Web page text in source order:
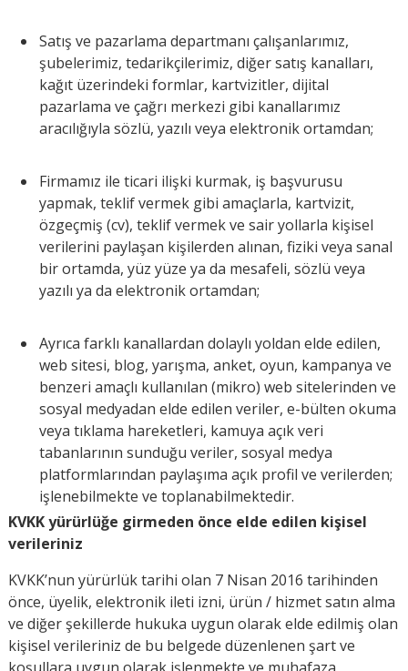
Satış ve pazarlama departmanı çalışanlarımız,
şubelerimiz, tedarikçilerimiz, diğer satış kanalları,
kağıt üzerindeki formlar, kartvizitler, dijital
pazarlama ve çağrı merkezi gibi kanallarımız
aracılığıyla sözlü, yazılı veya elektronik ortamdan;
Firmamız ile ticari ilişki kurmak, iş başvurusu
yapmak, teklif vermek gibi amaçlarla, kartvizit,
özgeçmiş (cv), teklif vermek ve sair yollarla kişisel
verilerini paylaşan kişilerden alınan, fiziki veya sanal
bir ortamda, yüz yüze ya da mesafeli, sözlü veya
yazılı ya da elektronik ortamdan;
Ayrıca farklı kanallardan dolaylı yoldan elde edilen,
web sitesi, blog, yarışma, anket, oyun, kampanya ve
benzeri amaçlı kullanılan (mikro) web sitelerinden ve
sosyal medyadan elde edilen veriler, e-bülten okuma
veya tıklama hareketleri, kamuya açık veri
tabanlarının sunduğu veriler, sosyal medya
platformlarından paylaşıma açık profil ve verilerden;
işlenebilmekte ve toplanabilmektedir.
KVKK yürürlüğe girmeden önce elde edilen kişisel
verileriniz
KVKK’nun yürürlük tarihi olan 7 Nisan 2016 tarihinden
önce, üyelik, elektronik ileti izni, ürün / hizmet satın alma
ve diğer şekillerde hukuka uygun olarak elde edilmiş olan
kişisel verileriniz de bu belgede düzenlenen şart ve